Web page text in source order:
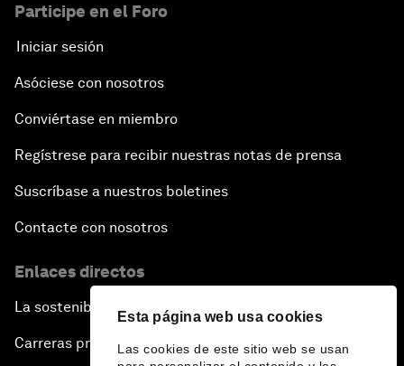
Esta página web usa cookies
Las cookies de este sitio web se usan
Participe en el Foro
Iniciar sesión
Asóciese con nosotros
Conviértase en miembro
Regístrese para recibir nuestras notas de prensa
Suscríbase a nuestros boletines
Contacte con nosotros
Enlaces directos
La sostenibilidad en el Foro
Carreras profesionales